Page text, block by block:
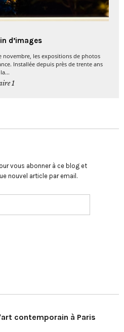
d’images
novembre, les expositions de photos
Installée depuis près de trente ans
1
vous abonner à ce blog et
nouvel article par email.
contemporain à Paris